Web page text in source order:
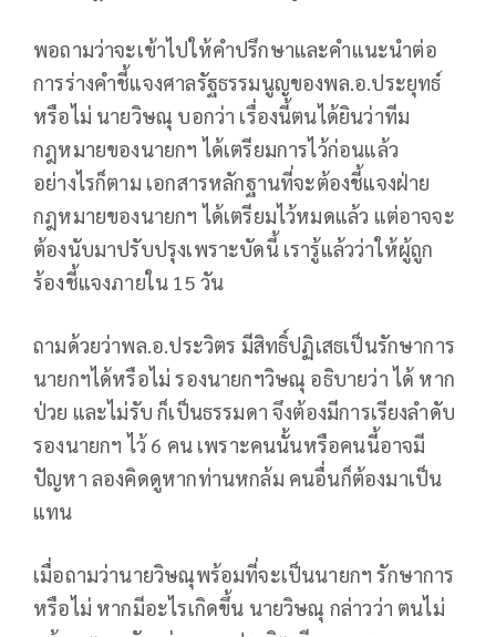
พอถามว่าจะเข้าไปให้คำปรึกษาและคำแนะนำต่อ
การร่างคำชี้แจงศาลรัฐธรรมนูญของพล.อ.ประยุทธ์
หรือไม่ นายวิษณุ บอกว่า เรื่องนี้ตนได้ยินว่าทีม
กฎหมายของนายกฯ ได้เตรียมการไว้ก่อนแล้ว
อย่างไรก็ตาม เอกสารหลักฐานที่จะต้องชี้แจงฝ่าย
กฎหมายของนายกฯ ได้เตรียมไว้หมดแล้ว แต่อาจจะ
ต้องนับมาปรับปรุงเพราะบัดนี้ เรารู้แล้วว่าให้ผู้ถูก
ร้องชี้แจงภายใน 15 วัน
ถามด้วยว่าพล.อ.ประวิตร มีสิทธิ์ปฏิเสธเป็นรักษาการ
นายกฯได้หรือไม่ รองนายกฯวิษณุ อธิบายว่า ได้ หาก
ป่วย และไม่รับ ก็เป็นธรรมดา จึงต้องมีการเรียงลำดับ
รองนายกฯ ไว้ 6 คน เพราะคนนั้นหรือคนนี้อาจมี
ปัญหา ลองคิดดูหากท่านหกล้ม คนอื่นก็ต้องมาเป็น
แทน
เมื่อถามว่านายวิษณุพร้อมที่จะเป็นนายกฯ รักษาการ
หรือไม่ หากมีอะไรเกิดขึ้น นายวิษณุ กล่าวว่า ตนไม่